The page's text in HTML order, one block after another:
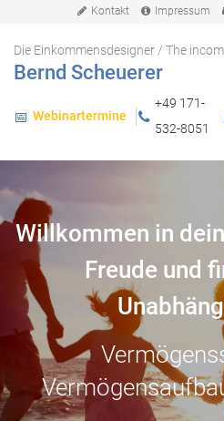
Kontakt Impressum
Die Einkommensdesigner / The
Bernd Scheuerer
📅 Webinartermine
+49 171-
532-8051
Willkommen in
Freude und